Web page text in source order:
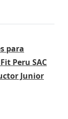
para
Peru SAC
Junior